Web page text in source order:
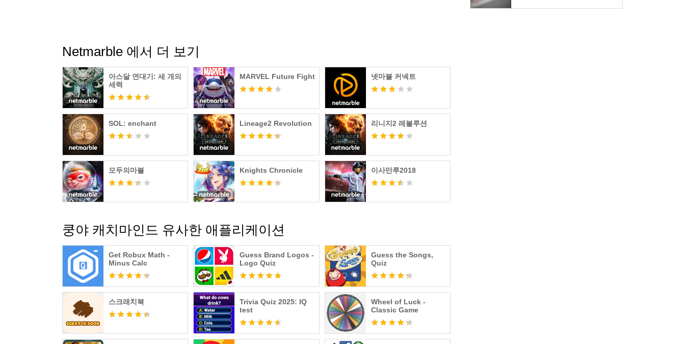
개발자 연락처 :
Netmarble
고객센터 연락처: 02-1588-3995
서울특별시 구로구 디지털로26길 38, G-Tower 넷마블
사업자 번호 : 105-87-64746
통신판매업 번호 : 제2014-서울구로-1028호
Netmarble 에서 더 보기
아스달 연대기: 세 개의
세력
MARVEL Future Fight 넷마블 커넥트
SOL: enchant Lineage2 Revolution 리니지2 레볼루션
모두의마블 Knights Chronicle 이사만루2018
쿵야 캐치마인드 유사한 애플리케이션
Get Robux Math -
Minus Calc
Guess Brand Logos -
Logo Quiz
Guess the Songs,
Quiz
스크래치북
Trivia Quiz 2025: IQ
test
Wheel of Luck -
Classic Game